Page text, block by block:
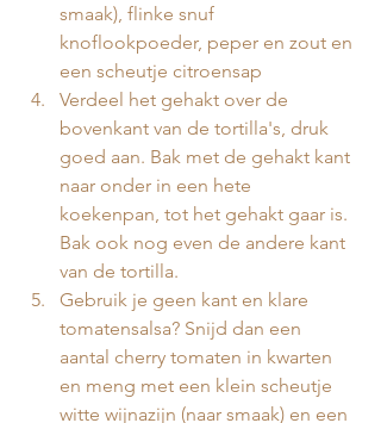
smaak), flinke snuf
knoflookpoeder, peper en zout en
een scheutje citroensap
Verdeel het gehakt over de
bovenkant van de tortilla's, druk
goed aan. Bak met de gehakt kant
naar onder in een hete
koekenpan, tot het gehakt gaar is.
Bak ook nog even de andere kant
van de tortilla.
Gebruik je geen kant en klare
tomatensalsa? Snijd dan een
aantal cherry tomaten in kwarten
en meng met een klein scheutje
witte wijnazijn (naar smaak) en een